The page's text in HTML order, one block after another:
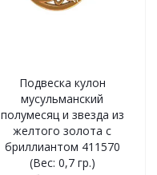
Подвеска кулон
мусульманский
полумесяц и звезда из
желтого золота с
бриллиантом 411570
(Вес: 0,7 гр.)